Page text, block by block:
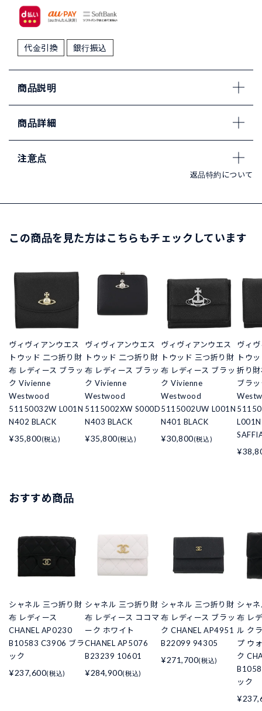
代金引換 銀行振込
商品説明
商品詳細
注意点
返品特約について
この商品を見た方はこちらもチェックしています
ヴィヴィアンウエス
トウッド 二つ折り財
布 レディース ブラッ
ク Vivienne
Westwood
51150032W L001N
N402 BLACK
¥35,800(税込)
ヴィヴィアンウエス
トウッド 二つ折り財
布 レディース ブラッ
ク Vivienne
Westwood
5115002XW S000D
N403 BLACK
¥35,800(税込)
ヴィヴィアンウエス
トウッド 三つ折り財
布 レディース ブラッ
ク Vivienne
Westwood
5115002UW L001N
N401 BLACK
¥30,800(税込)
ヴィ
トウ
折り
ブラ
おすすめ商品
シャネル 三つ折り財
布 レディース
CHANEL AP0230
B10583 C3906 ブラ
ック
¥237,600(税込)
シャネル 三つ折り財
布 レディース ココマ
ーク ホワイト
CHANEL AP5076
B23239 10601
¥284,900(税込)
シャネル 三つ折り財
布 レディース ブラッ
ク CHANEL AP4951
B22099 94305
¥271,700(税込)
シャ
布 レ
ル ク
プ ウ
ク
ック